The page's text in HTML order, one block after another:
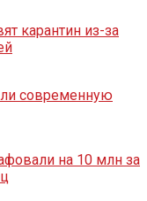
карантин из-за
современную
на 10 млн за